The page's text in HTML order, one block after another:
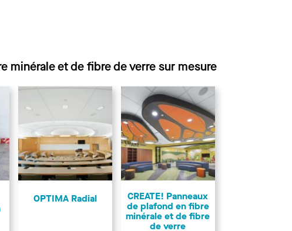
minérale et de fibre de verre sur mesure
OPTIMA Radial
CREATE! Panneaux
de plafond en fibre
minérale et de fibre
de verre